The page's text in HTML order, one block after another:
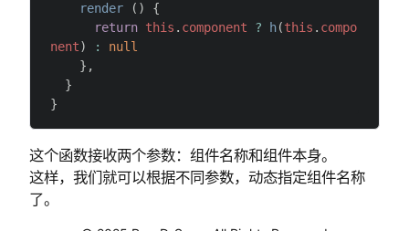
    render
() {
      return
this . component ? h(this . compo
nent) :
null
    },
  }
}
这个函数接收两个参数：组件名称和组件本身。
这样，我们就可以根据不同参数，动态指定组件名称
了。